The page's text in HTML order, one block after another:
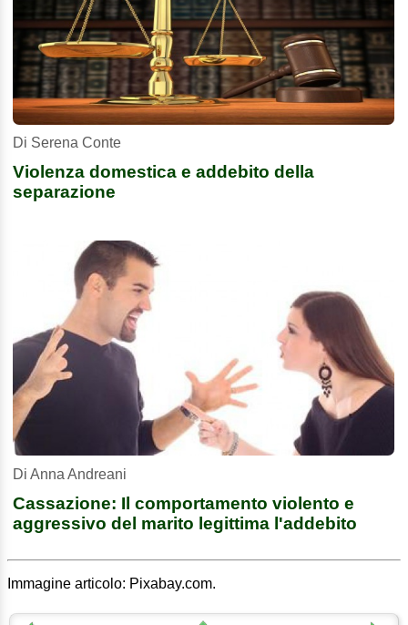
Di Serena Conte
Violenza domestica e addebito della
separazione
Di Anna Andreani
Cassazione: Il comportamento violento e
aggressivo del marito legittima l'addebito
Immagine articolo: Pixabay.com.